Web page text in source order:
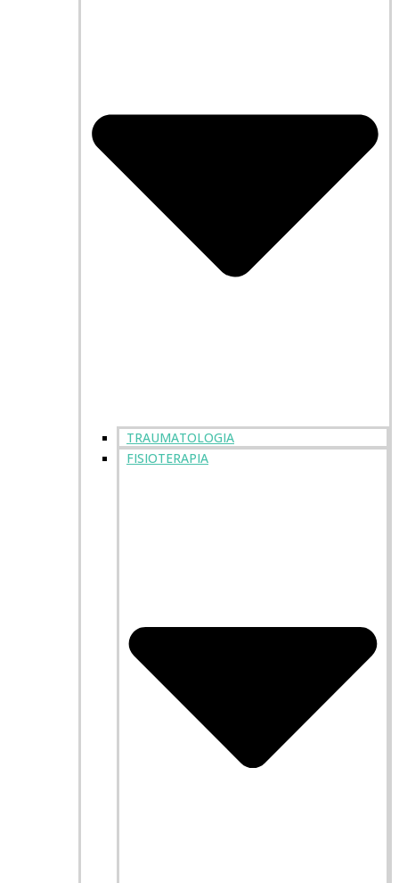
TRAUMATOLOGIA
FISIOTERAPIA